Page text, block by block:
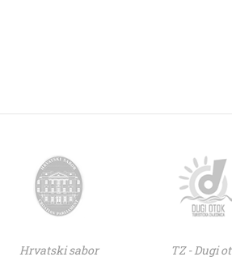
Hrvatski sabor TZ - Dugi